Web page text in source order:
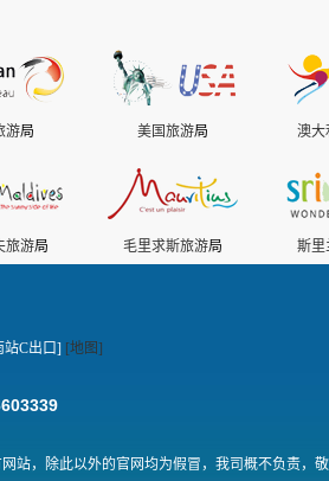
游局 美国旅游局 澳大
旅游局 毛里求斯旅游局 斯里
C出口] [地图]
站，除此以外的官网均为假冒，我司概不负责，敬